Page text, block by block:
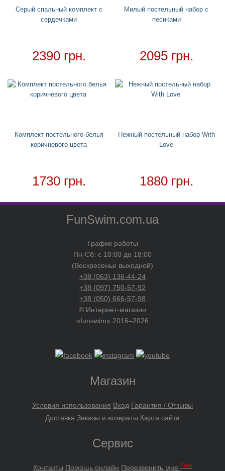
Дождевики
Необычное полотенце
Зонтики
Детские дождевики
Чехол для кондиционера
Серый спальный комплект с
сердечками
2390 грн.
Милый постельный набор с
песиками
2095 грн.
Комплект постельного белья
коричневого цвета
1730 грн.
Нежный постельный набор With
Love
1880 грн.
FunSwim.com.ua
График работы
Пн-Сб: с 10:00 до 18:00
(Воскресенье выходной)
+38 (063) 136-44-24
+38 (097) 750-57-92
+38 (050) 666-57-98
© Интернет-магазин
«funswim» 2016–2026
Магазин
Условия использования Вход Гарантия / Отзывы
Доставка Заказы и возвраты Карта сайта
Сервис
Контакты Помощь онлайн Перезвонить мне Free